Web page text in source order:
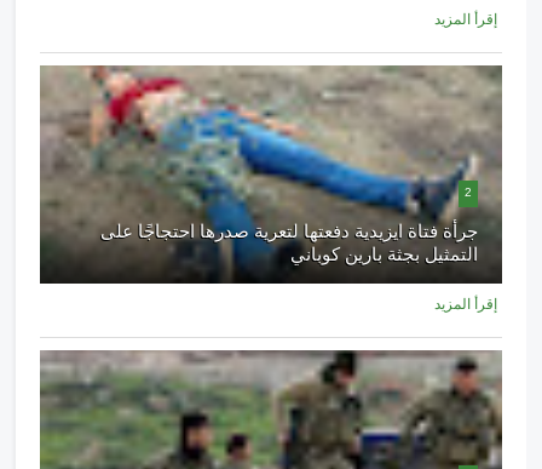
إقرأ المزيد
2
جرأة فتاة ايزيدية دفعتها لتعرية صدرها احتجاجًا على
التمثيل بجثة بارين كوباني
إقرأ المزيد